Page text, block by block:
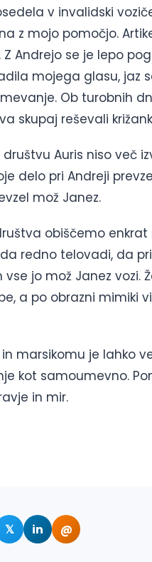
v invalidski
z mojo pomočjo.
Andrejo se je lepo
mojega glasu, jaz
Ob turobnih
skupaj reševali
društvu Auris niso več
delo pri Andreji
mož Janez.
obiščemo enkrat
redno telovadi, da
jo mož Janez vozi.
a po obrazni mimiki
marsikomu je lahko
kot samoumevno.
in mir.
𝕏 in @